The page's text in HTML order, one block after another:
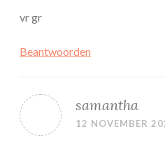
vr gr
Beantwoorden
samantha
12 NOVEMBER